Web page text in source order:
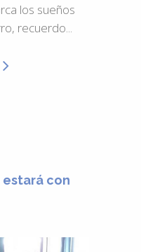
los sueños
recuerdo...
estará con